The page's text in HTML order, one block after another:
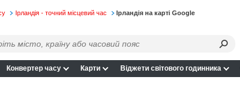
Ірландія - точний місцевий час Ірландія на карті Google
Конвертер часу Карти Віджети світового годинника